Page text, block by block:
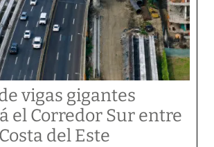
vigas gigantes
el Corredor Sur entre
del Este